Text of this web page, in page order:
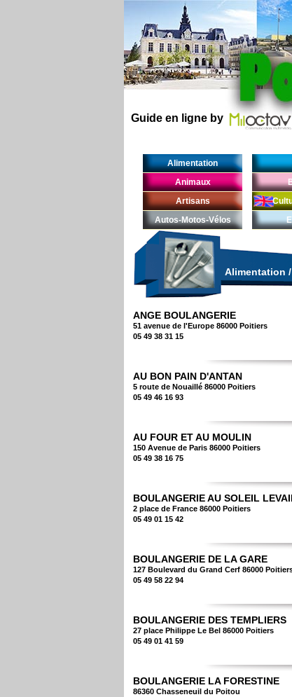
Guide en ligne by
Alimentation
Animaux
Artisans
Autos-Motos-Vélos
Alimentation /
ANGE BOULANGERIE
51 avenue de l'Europe 86000 Poitiers
05 49 38 31 15
AU BON PAIN D'ANTAN
5 route de Nouaillé 86000 Poitiers
05 49 46 16 93
AU FOUR ET AU MOULIN
150 Avenue de Paris 86000 Poitiers
05 49 38 16 75
BOULANGERIE AU SOLEIL
2 place de France 86000 Poitiers
05 49 01 15 42
BOULANGERIE DE LA GARE
127 Boulevard du Grand Cerf 86000
05 49 58 22 94
BOULANGERIE DES TEMPLIERS
27 place Philippe Le Bel 86000 Poitiers
05 49 01 41 59
BOULANGERIE LA FORESTINE
86360 Chasseneuil du Poitou